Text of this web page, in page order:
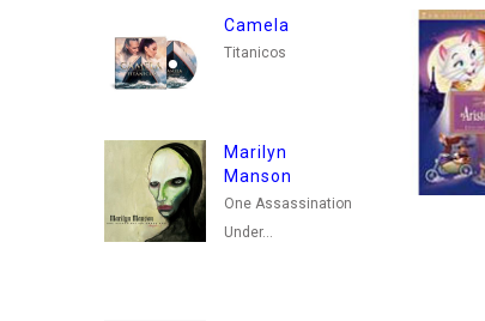
Camela
Titanicos
Marilyn
Manson
One Assassination
Under...